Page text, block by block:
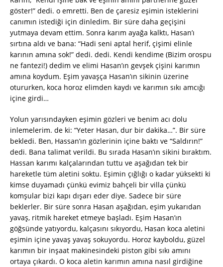
göster!” dedi. o emretti. Ben de çaresiz eşimin isteklerini
canımın istediği için dinledim. Bir süre daha geçişini
yutmaya devam ettim. Sonra karım ayağa kalktı, Hasan’ı
sırtına aldı ve bana: “Hadi seni aptal herif, çişimi elinle
karının amına sok!” dedi. dedi. Kendi kendime (Bizim orospu
ne fantezi!) dedim ve elimi Hasan’ın gevşek çişini karımın
amına koydum. Eşim yavaşça Hasan’ın sikinin üzerine
otururken, koca horoz elimden kaydı ve karımın sıkı amcığı
içine girdi…
Yolun yarısındayken eşimin gözleri ve benim acı dolu
inlemelerim. de ki: “Yeter Hasan, dur bir dakika…”. Bir süre
bekledi. Ben, Hassan’ın gözlerinin içine baktı ve “Saldırın!”
dedi. Bana talimat verildi. Bu sırada Hasan’ın sikini bıraktım.
Hassan karımı kalçalarından tuttu ve aşağıdan tek bir
hareketle tüm aletini soktu. Eşimin çığlığı o kadar yüksekti ki
kimse duyamadı çünkü evimiz bahçeli bir villa çünkü
komşular bizi kapı dışarı eder diye. Sadece bir süre
beklerler. Bir süre sonra Hasan aşağıdan, eşim yukarıdan
yavaş, ritmik hareket etmeye başladı. Eşim Hasan’ın
göğsünde yatıyordu, kalçasını sıkıyordu, Hasan koca aletini
eşimin içine yavaş yavaş sokuyordu. Horoz kayboldu, güzel
karımın bir inşaat makinesindeki piston gibi sıkı amını
ortaya çıkardı. O koca aletin karımın amına nasıl girdiğine